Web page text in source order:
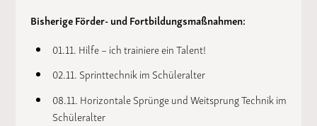
Bisherige Förder- und Fortbildungsmaßnahmen:
01.11. Hilfe – ich trainiere ein Talent!
02.11. Sprinttechnik im Schüleralter
08.11. Horizontale Sprünge und Weitsprung Technik im
Schüleralter